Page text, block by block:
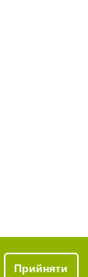
Прийняти